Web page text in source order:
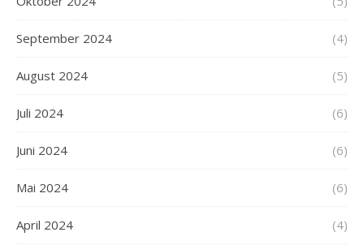
September 2024 (4)
August 2024 (5)
Juli 2024 (6)
Juni 2024 (6)
Mai 2024 (6)
April 2024 (4)